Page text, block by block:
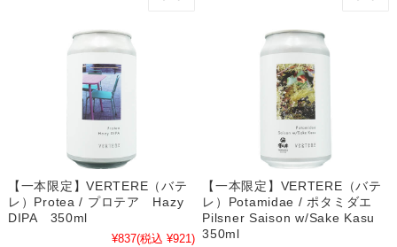
【一本限定】VERTERE（バテ
レ）Protea / プロテア Hazy
DIPA 350ml
¥837(税込 ¥921)
【一本限定】VERTERE（バテ
レ）Potamidae / ポタミダエ
Pilsner Saison w/Sake Kasu
350ml